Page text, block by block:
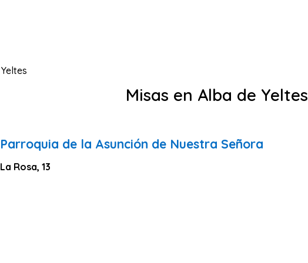
Misas en Alba de Yeltes
Parroquia de la Asunción de Nuestra Señora
La Rosa, 13